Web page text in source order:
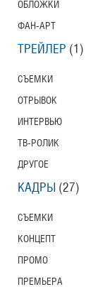
ОБЛОЖКИ
ФАН-АРТ
ТРЕЙЛЕР (1)
СЪЕМКИ
ОТРЫВОК
ИНТЕРВЬЮ
ТВ-РОЛИК
ДРУГОЕ
КАДРЫ (27)
СЪЕМКИ
КОНЦЕПТ
ПРОМО
ПРЕМЬЕРА